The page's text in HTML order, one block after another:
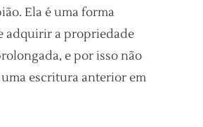
Ela é uma forma
adquirir a propriedade
e por isso não
escritura anterior em